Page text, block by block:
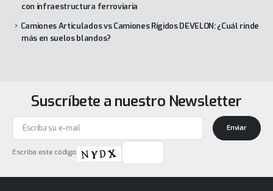
con infraestructura ferroviaria
Camiones Articulados vs Camiones Rígidos DEVELON: ¿Cuál rinde
más en suelos blandos?
Suscríbete a nuestro Newsletter
Escriba este código:
Enviar